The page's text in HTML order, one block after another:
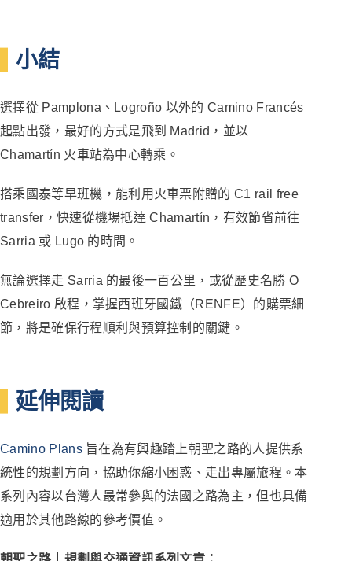
小結
選擇從 Pamplona、Logroño 以外的 Camino Francés
起點出發，最好的方式是飛到 Madrid，並以
Chamartín 火車站為中心轉乘。
搭乘國泰等早班機，能利用火車票附贈的 C1 rail free
transfer，快速從機場抵達 Chamartín，有效節省前往
Sarria 或 Lugo 的時間。
無論選擇走 Sarria 的最後一百公里，或從歷史名勝 O
Cebreiro 啟程，掌握西班牙國鐵（RENFE）的購票細
節，將是確保行程順利與預算控制的關鍵。
延伸閱讀
Camino Plans旨在為有興趣踏上朝聖之路的人提供系
統性的規劃方向，協助你縮小困惑、走出專屬旅程。本
系列內容以台灣人最常參與的法國之路為主，但也具備
適用於其他路線的參考價值。